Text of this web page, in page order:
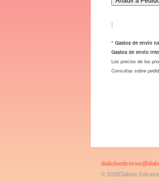
|
* Gastos de envío
Gastos de envío
Los precios de los
Consultas sobre
© 2026Diábolo